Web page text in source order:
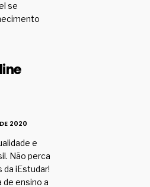
se
2020
e
Não perca
iEstudar!
de ensino a